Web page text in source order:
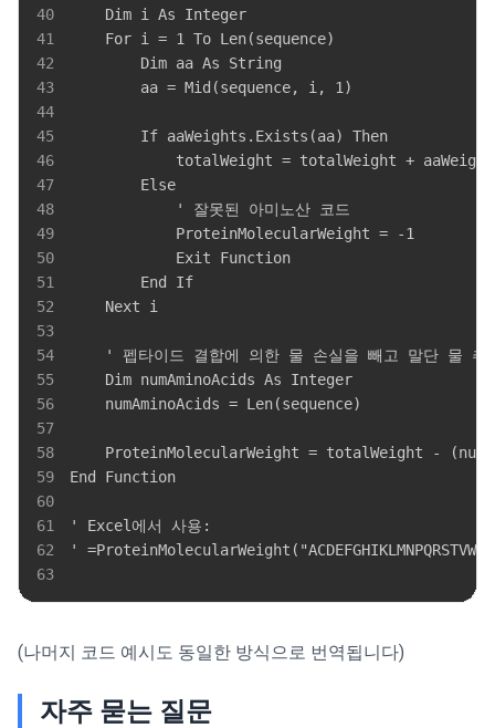
40
    Dim i As Integer
41
42
43
44
45
        If aaWeights.Exists(aa) Then
46
47
        Else
48
49
50
            Exit Function
51
        End If
52
53
54
55
    Dim numAminoAcids As Integer
56
57
58
59
End Function
60
61
62
63
(나머지 코드 예시도 동일한 방식으로 번역됩니다)
자주 묻는 질문